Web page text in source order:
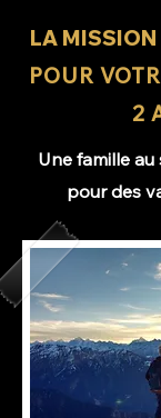
LA
POUR
2
Une famille au
pour des